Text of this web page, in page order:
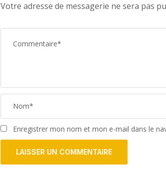
Votre adresse de messagerie ne sera pas
Enregistrer mon nom et mon e-mail dans le